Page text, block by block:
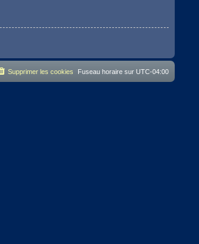
Fuseau horaire sur UTC-04:00
Supprimer les cookies